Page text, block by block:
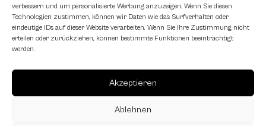
verbessern und um personalisierte Werbung anzuzeigen. Wenn Sie diesen
Technologien zustimmen, können wir Daten wie das Surfverhalten oder
eindeutige IDs auf dieser Website verarbeiten. Wenn Sie Ihre Zustimmung nicht
erteilen oder zurückziehen, können bestimmte Funktionen beeinträchtigt
werden.
Akzeptieren
Ablehnen